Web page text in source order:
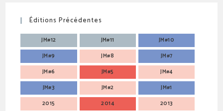
Éditions Précédentes
JM#12 JM#11
JM#10
JM#9
JM#8
JM#7
JM#6
JM#5
JM#4
JM#3
JM#2
JM#1
2015
2014
2013